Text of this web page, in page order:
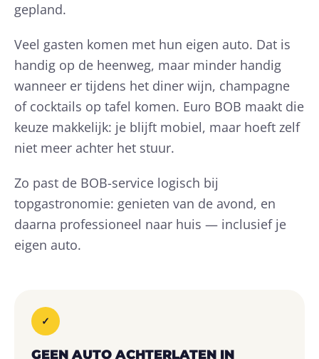
gepland.
Veel gasten komen met hun eigen auto. Dat is
handig op de heenweg, maar minder handig
wanneer er tijdens het diner wijn, champagne
of cocktails op tafel komen. Euro BOB maakt die
keuze makkelijk: je blijft mobiel, maar hoeft zelf
niet meer achter het stuur.
Zo past de BOB-service logisch bij
topgastronomie: genieten van de avond, en
daarna professioneel naar huis — inclusief je
eigen auto.
✓
GEEN AUTO ACHTERLATEN IN